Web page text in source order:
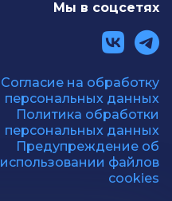
Мы в соцсетях
Согласие на обработку
персональных данных
Политика обработки
персональных данных
Предупреждение об
использовании файлов
cookies